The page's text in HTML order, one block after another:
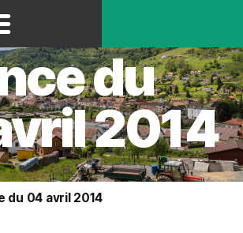
du
2014
du 04 avril 2014